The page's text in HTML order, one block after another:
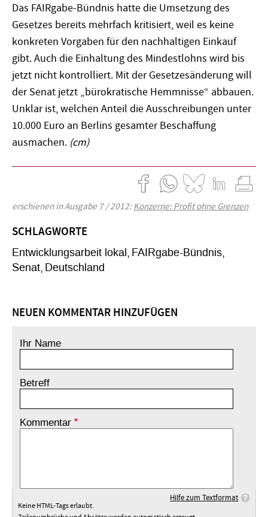
Das FAIRgabe-Bündnis hatte die Umsetzung des
Gesetzes bereits mehrfach kritisiert, weil es keine
konkreten Vorgaben für den nachhaltigen Einkauf
gibt. Auch die Einhaltung des Mindestlohns wird bis
jetzt nicht kontrolliert. Mit der Gesetzesänderung will
der Senat jetzt „bürokratische Hemmnisse“ abbauen.
Unklar ist, welchen Anteil die Ausschreibungen unter
10.000 Euro an Berlins gesamter Beschaffung
ausmachen. (cm)
erschienen in Ausgabe 7 / 2012:Konzerne: Profit ohne Grenzen
SCHLAGWORTE
Entwicklungsarbeit lokal FAIRgabe-Bündnis
Senat Deutschland
NEUEN KOMMENTAR HINZUFÜGEN
Ihr Name
Betreff
Kommentar
Hilfe zum Textformat
Keine HTML-Tags erlaubt.